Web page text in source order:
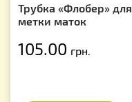
Трубка «Флобер» для
метки маток
105.00 грн.